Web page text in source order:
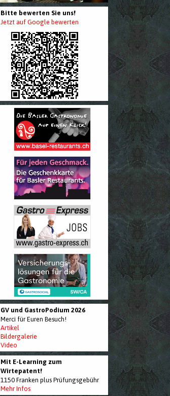
Bitte bewerten Sie uns!
Jetzt auf Google bewerten
GV und GastroPodium 2026
Merci für Euren Besuch!
Artikel
Bildergalerie
Video
Mit E-Learning zum
Wirtepatent!
1150 Franken plus Prüfungsgebühr
Mehr Infos